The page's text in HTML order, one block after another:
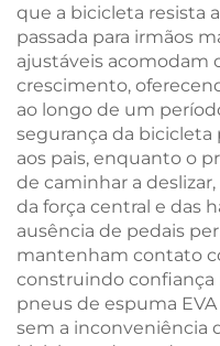
que a bicicleta resista
passada para irmãos
ajustáveis acomodam
crescimento,
ao longo de um
segurança da
aos pais, enquanto o
de caminhar a
da força central e das
ausência de pedais
mantenham contato
construindo confiança
pneus de espuma
sem a inconveniência